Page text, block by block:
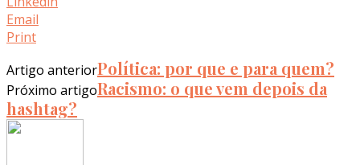
Email
Print
Artigo anteriorPolítica: por que e para quem?
Próximo artigoRacismo: o que vem depois da
hashtag?